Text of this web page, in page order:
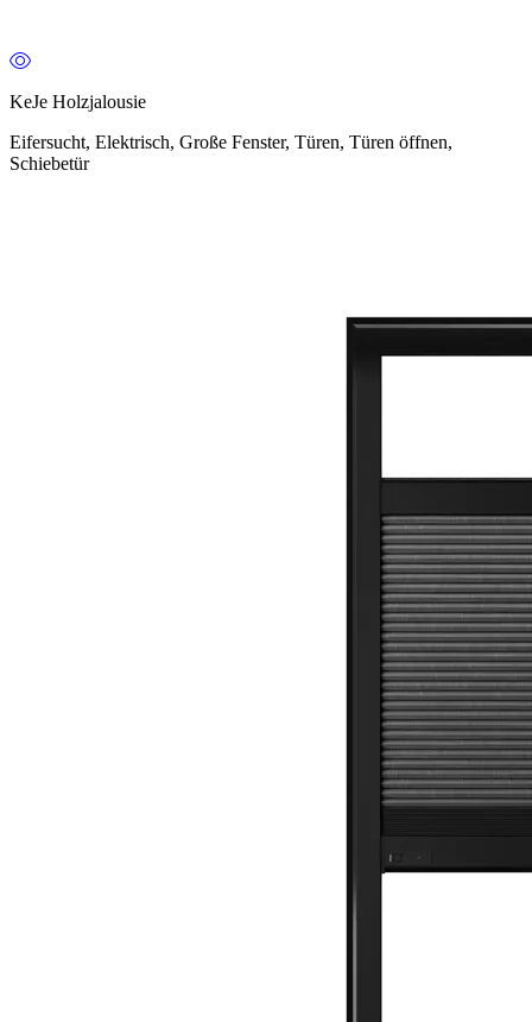
KeJe Holzjalousie
Eifersucht, Elektrisch, Große Fenster, Türen, Türen öffnen,
Schiebetür